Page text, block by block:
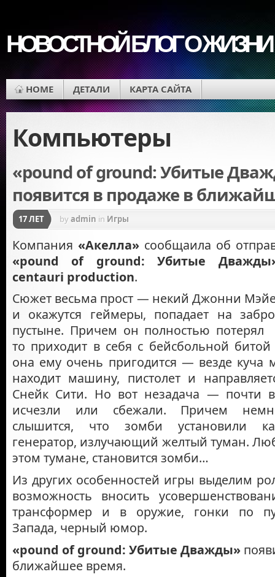
НОВОСТНОЙ БЛОГ О
HOME ДЕТАЛИ КАРТА САЙТА
Компьютеры
«pound of ground: Убитые
появится в продаже в
17 ЛЕТ byadmin in Игры
Компания «Акелла»сообщаила об
«pound of ground: Убитые
centauri production.
Сюжет весьма прост — некий Джонни
и окажутся геймеры, попадает на
пустыне. Причем он полностью
то приходит в себя с бейсбольной
она ему очень пригодится — везде куча
находит машину, пистолет и
Снейк Сити. Но вот незадача — почти
исчезли или сбежали. Причем
слышится, что зомби установили
генератор, излучающий желтый туман.
этом тумане, становится зомби…
Из других особенностей игры выделим
возможность вносить
трансформер и в оружие, гонки по
Запада, черный юмор.
«pound of ground: Убитые Дважды»
ближайшее время.